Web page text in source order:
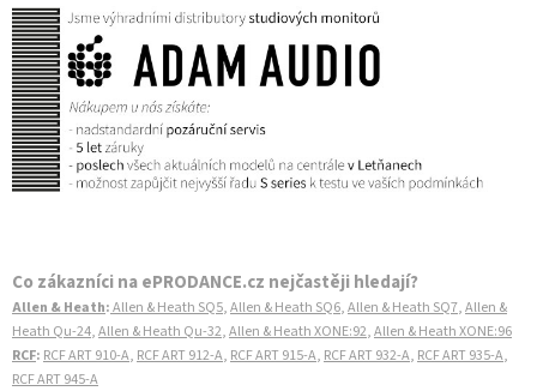
Co zákazníci na ePRODANCE.cz nejčastěji hledají?
Allen & Heath:Allen & Heath SQ5,Allen & Heath SQ6,Allen & Heath SQ7,Allen &
Heath Qu-24,Allen & Heath Qu-32,Allen & Heath XONE:92,Allen & Heath XONE:96
RCF: RCF ART 910-A, RCF ART 912-A, RCF ART 915-A, RCF ART 932-A, RCF ART 935-A,
RCF ART 945-A